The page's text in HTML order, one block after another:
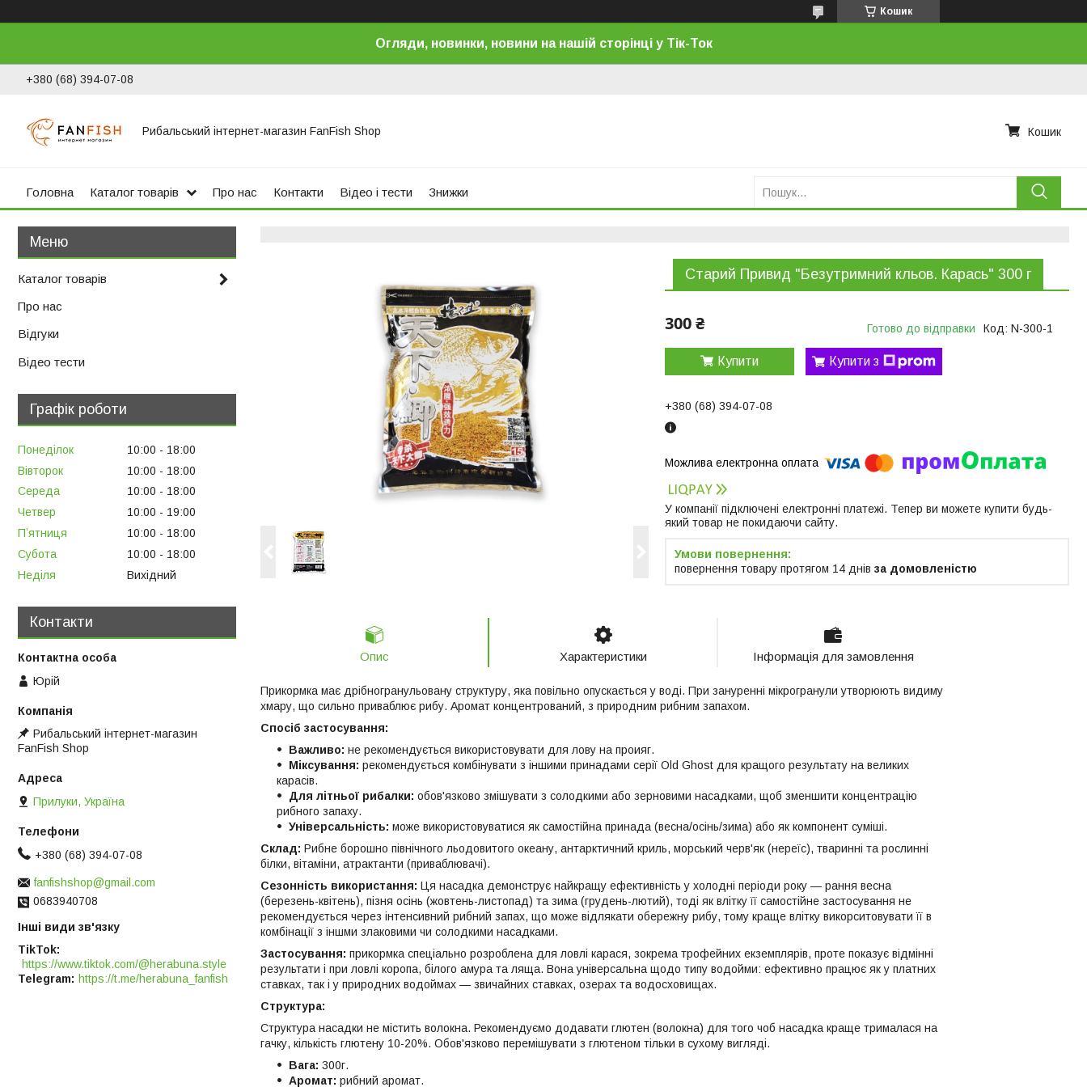
Кошик
Огляди, новинки, новини на нашій сторінці у Тік-Ток
+380 (68) 394-07-08
Рибальський інтернет-магазин FanFish Shop Кошик
Головна Каталог товарів Про нас Контакти Відео і тести Знижки
Старий Привид "Безутримний кльов. Карась" 300 г
300 ₴ Готово до відправки Код: N-300-1
Купити Купити з
+380 (68) 394-07-08
У компанії підключені електронні платежі. Тепер ви можете купити будь-
який товар не покидаючи сайту.
повернення товару протягом 14 днів за домовленістю
Опис Характеристики Інформація для замовлення
Прикормка має дрібногранульовану структуру, яка повільно опускається у воді. При зануренні мікрогранули утворюють видиму
хмару, що сильно приваблює рибу. Аромат концентрований, з природним рибним запахом.
Спосіб застосування:
Важливо: не рекомендується використовувати для лову на проияг.
Міксування: рекомендується комбінувати з іншими принадами серії Old Ghost для кращого результату на великих
карасів.
Для літньої рибалки: обов'язково змішувати з солодкими або зерновими насадками, щоб зменшити концентрацію
рибного запаху.
Універсальність: може використовуватися як самостійна принада (весна/осінь/зима) або як компонент суміші.
Склад: Рибне борошно північного льодовитого океану, антарктичний криль, морський черв'як (нереїс), тваринні та рослинні
білки, вітаміни, атрактанти (приваблювачі).
Сезонність використання: Ця насадка демонструє найкращу ефективність у холодні періоди року — рання весна
(березень-квітень), пізня осінь (жовтень-листопад) та зима (грудень-лютий), тоді як влітку її самостійне застосування не
рекомендується через інтенсивний рибний запах, що може відлякати обережну рибу, тому краще влітку викорситовувати її в
комбінації з іншми злаковими чи солодкими насадками.
Застосування: прикормка спеціально розроблена для ловлі карася, зокрема трофейних екземплярів, проте показує відмінні
результати і при ловлі коропа, білого амура та ляща. Вона універсальна щодо типу водойми: ефективно працює як у платних
ставках, так і у природних водоймах — звичайних ставках, озерах та водосховищах.
Структура:
Структура насадки не містить волокна. Рекомендуємо додавати глютен (волокна) для того чоб насадка краще трималася на
гачку, кількість глютену 10-20%. Обов'язково перемішувати з глютеном тільки в сухому вигляді.
Вага: 300г.
Аромат: рибний аромат.
Каталог товарів
Про нас
Відгуки
Відео тести
Графік роботи
Понеділок 10:00
18:00
Вівторок
10:00
18:00
Середа
10:00
18:00
Четвер
10:00
19:00
Пʼятниця
10:00
18:00
Субота
10:00
18:00
Неділя
Вихідний
Контакти
Юрій
Рибальський інтернет-магазин
FanFish Shop
Прилуки, Україна
+380 (68) 394-07-08
fanfishshop@gmail.com
0683940708
Інші види зв'язку
TikTok
https://www.tiktok.com/@herabuna.style
Telegram
https://t.me/herabuna_fanfish